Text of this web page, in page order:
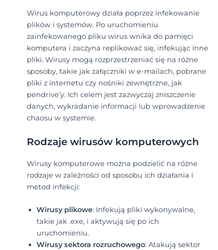
Wirus komputerowy działa poprzez infekowanie
plików i systemów. Po uruchomieniu
zainfekowanego pliku wirus wnika do pamięci
komputera i zaczyna replikować się, infekując inne
pliki. Wirusy mogą rozprzestrzeniać się na różne
sposoby, takie jak załączniki w e-mailach, pobrane
pliki z internetu czy nośniki zewnętrzne, jak
pendrive’y. Ich celem jest zazwyczaj zniszczenie
danych, wykradanie informacji lub wprowadzenie
chaosu w systemie.
Rodzaje wirusów komputerowych
Wirusy komputerowe można podzielić na różne
rodzaje w zależności od sposobu ich działania i
metod infekcji:
Wirusy plikowe: Infekują pliki wykonywalne,
takie jak .exe, i aktywują się po ich
uruchomieniu.
Wirusy sektora rozruchowego: Atakują sektor